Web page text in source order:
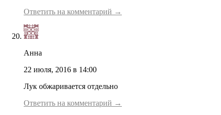
Ответить на комментарий →
Анна
22 июля, 2016 в 14:00
Лук обжаривается отдельно
Ответить на комментарий →